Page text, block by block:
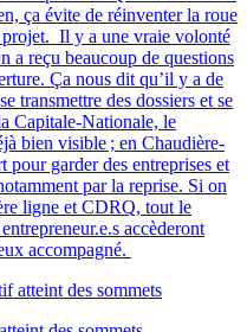
ça évite de réinventer la roue
projet. Il y a une vraie volonté
a reçu beaucoup de questions
Ça nous dit qu’il y a de
transmettre des dossiers et se
Capitale-Nationale, le
bien visible ; en Chaudière-
garder des entreprises et
par la reprise. Si on
ligne et CDRQ, tout le
accèderont
accompagné.